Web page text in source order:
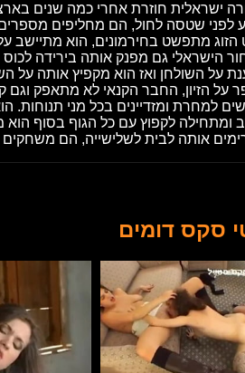
ישראלית חוזרת אחרי כמה שנים
לפני שטסה לחול, הם מחליפים מספרים
הזוג מתפשט בחירמונים, הוא מתיישב
הישראלי גם מפנק אותה בירידה
על השולחן ואז הוא מקפיץ אותה
על הזיון, החבר הקנאי לא מתאפק
למחרת ומזדיינים בכל מני
ומתחילה לקפוץ עם כל הגוף בסוף הוא
אותה לבית לשלישייה, הם
סקס דומים